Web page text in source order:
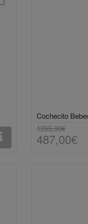
Cochecito
1295,00€
487,00€